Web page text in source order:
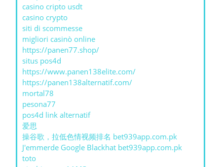
casino cripto usdt
casino crypto
siti di scommesse
migliori casinò online
https://panen77.shop/
situs pos4d
https://www.panen138elite.com/
https://panen138alternatif.com/
mortal78
pesona77
pos4d link alternatif
爱思
操谷歌，拉低色情视频排名 bet939app.com.pk
J'emmerde Google Blackhat bet939app.com.pk
toto